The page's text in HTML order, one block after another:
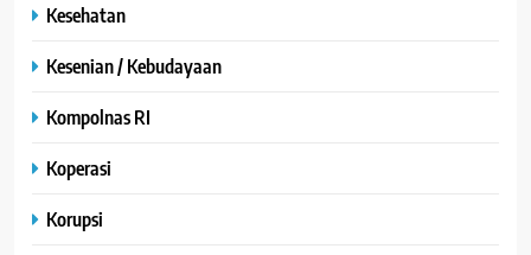
Kesehatan
Kesenian / Kebudayaan
Kompolnas RI
Koperasi
Korupsi